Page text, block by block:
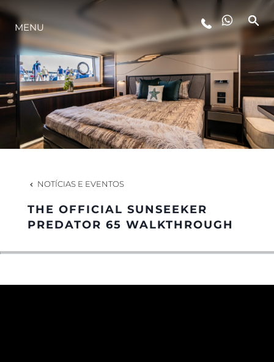
ESTILO DE VIDA
INOVAÇÃO
EMPRESA
EQUIPE
HERANÇA
MENU
NOTÍCIAS E EVENTOS
THE OFFICIAL SUNSEEKER
PREDATOR 65 WALKTHROUGH